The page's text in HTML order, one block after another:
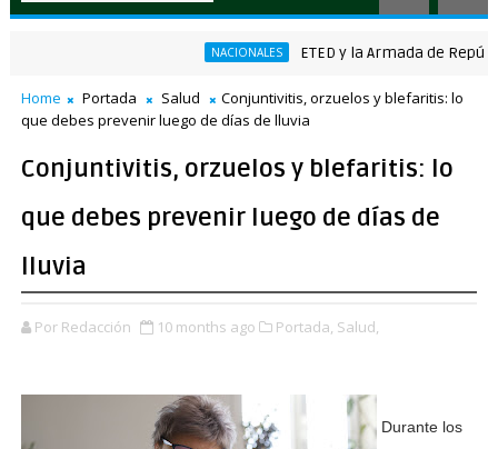
NACIONALES ETED y la Armada de
ganador de RD$37 millones con el Loto
Home Portada Salud
Conjuntivitis, orzuelos y blefaritis: lo
que debes prevenir luego de días de lluvia
Conjuntivitis, orzuelos y blefaritis: lo
que debes prevenir luego de días de
lluvia
Por Redacción 10 months ago Portada, Salud,
Durante los